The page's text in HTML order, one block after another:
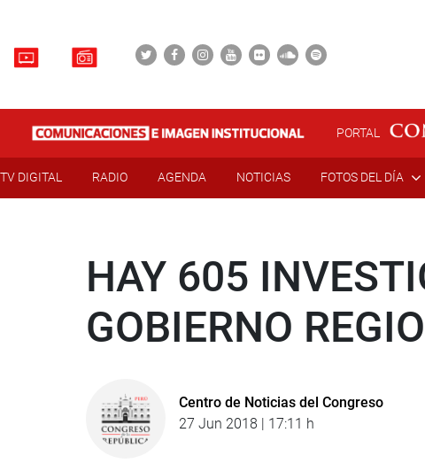
PORTAL
TV DIGITAL RADIO AGENDA NOTICIAS FOTOS DEL DÍA
HAY 605
GOBIERNO
Centro de Noticias del Congreso
27 Jun 2018 | 17:11 h